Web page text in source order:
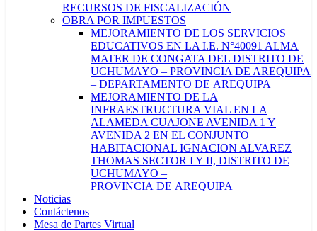
RECURSOS DE FISCALIZACIÓN
OBRA POR IMPUESTOS
MEJORAMIENTO DE LOS SERVICIOS
EDUCATIVOS EN LA I.E. N°40091 ALMA
MATER DE CONGATA DEL DISTRITO DE
UCHUMAYO – PROVINCIA DE AREQUIPA
– DEPARTAMENTO DE AREQUIPA
MEJORAMIENTO DE LA
INFRAESTRUCTURA VIAL EN LA
ALAMEDA CUAJONE AVENIDA 1 Y
AVENIDA 2 EN EL CONJUNTO
HABITACIONAL IGNACION ALVAREZ
THOMAS SECTOR I Y II, DISTRITO DE
UCHUMAYO –
PROVINCIA DE AREQUIPA
Noticias
Contáctenos
Mesa de Partes Virtual